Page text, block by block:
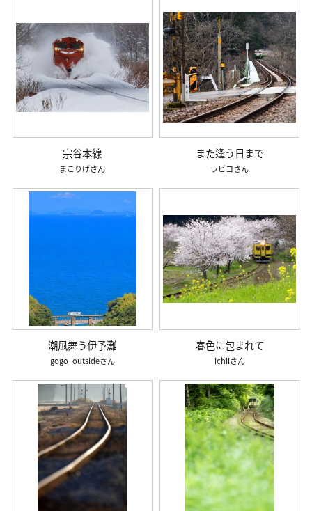
宗谷本線
まこりげ
また逢う日まで
ラビコ
潮風舞う伊予灘
gogo_outside
春色に包まれて
ichii